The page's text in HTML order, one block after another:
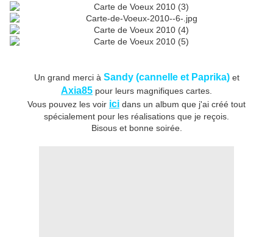
Un grand merci à Sandy (cannelle et Paprika)et
Axia85 pour leurs magnifiques cartes.
Vous pouvez les voir ici dans un album que j'ai créé tout
spécialement pour les réalisations que je reçois.
Bisous et bonne soirée.